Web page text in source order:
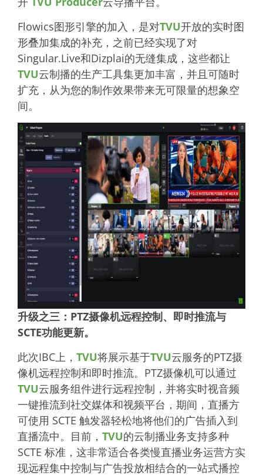
Flowics图形引擎的加入，是对TVU开放的实时图
形叠加集成的补充，之前已经实现了对
Singular.Live和Dizplai的无缝集成，这些都让
TVU云制播的生产工具集更加丰富，并且可随时
扩充，从为您的制作效果带来无可限量的想象空
间。
升级之三：PTZ摄像机远程控制、即时推流与
SCTE功能更新。
此次IBC上， TVU将展示基于TVU云服务的PTZ摄
像机远程控制和即时推流。PTZ摄像机可以通过
TVU云服务组件进行远程控制，并将实时视音频
一键推流到社交媒体和视频平台，期间，直播方
可使用 SCTE 触发器轻松地将他们的广告插入到
直播流中。目前， TVU的云制播业务支持多种
SCTE 标准，这非常适合各类慢直播业务运营方实
现远程集中控制与广告投放相结合的一站式播控